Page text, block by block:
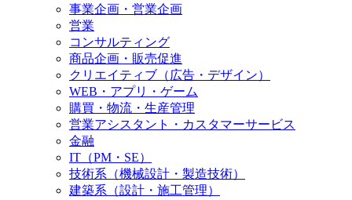
事業企画・営業企画
営業
コンサルティング
商品企画・販売促進
クリエイティブ（広告・デザイン）
WEB・アプリ・ゲーム
購買・物流・生産管理
営業アシスタント・カスタマーサービス
金融
IT（PM・SE）
技術系（機械設計・製造技術）
建築系（設計・施工管理）